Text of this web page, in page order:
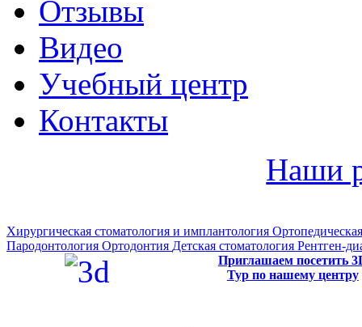
Отзывы
Видео
Учебный центр
Контакты
Наши
Хирургическая стоматология и имплантология
Пародонтология Ортодонтия Детская стоматология Рентген-
Приглашаем посетить
Тур по нашему центру